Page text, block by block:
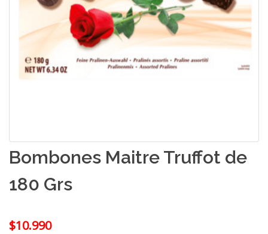
Bombones Maitre Truffot de
180 Grs
$10.990